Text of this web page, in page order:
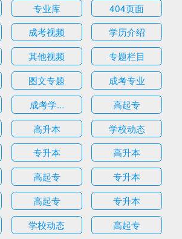
专业库
404页面
成考视频
学历介绍
其他视频
专题栏目
图文专题
成考专业
成考学...
高起专
高升本
学校动态
专升本
高升本
高起专
专升本
高起专
专升本
学校动态 高起专